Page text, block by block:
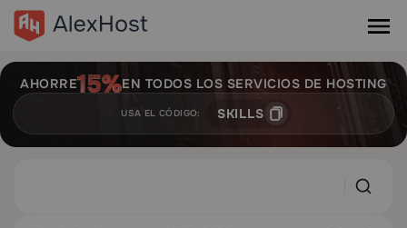
AHORRE EN TODOS LOS SERVICIOS DE HOSTING
USA EL CÓDIGO: SKILLS